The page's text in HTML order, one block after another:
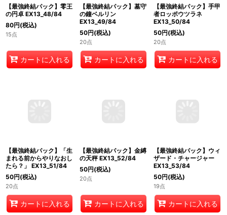
【最強終結パック】零王
の円卓 EX13_48/84
80円(税込)
15点
【最強終結パック】墓守
の鐘ベルリン
EX13_49/84
50円(税込)
20点
【最強終結パック】手甲
者ロッポウツラネ
EX13_50/84
50円(税込)
20点
【最強終結パック】「生
まれる前からやりなおし
たら？」 EX13_51/84
50円(税込)
20点
【最強終結パック】金縛
の天秤 EX13_52/84
50円(税込)
20点
【最強終結パック】ウィ
ザード・チャージャー
EX13_53/84
50円(税込)
19点